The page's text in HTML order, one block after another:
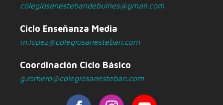
colegiosanestebandebulnes@gmail.com
Ciclo Enseñanza Media
m.lopez@colegiosanesteban.com
Coordinación Ciclo Básico
g.romero@colegiosanesteban.com